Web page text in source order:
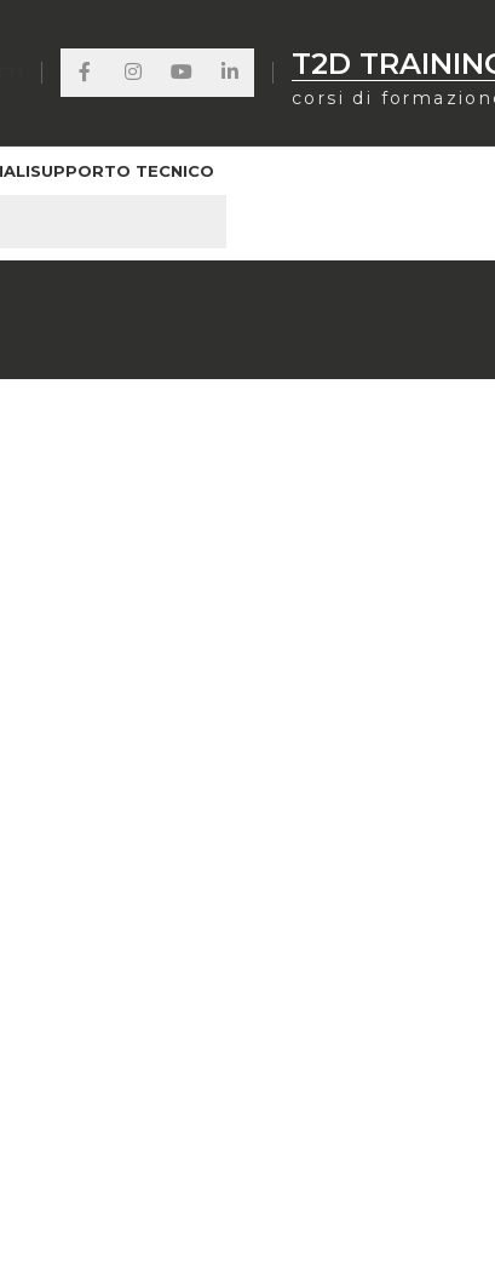
T2D
corsi di
SUPPORTO TECNICO